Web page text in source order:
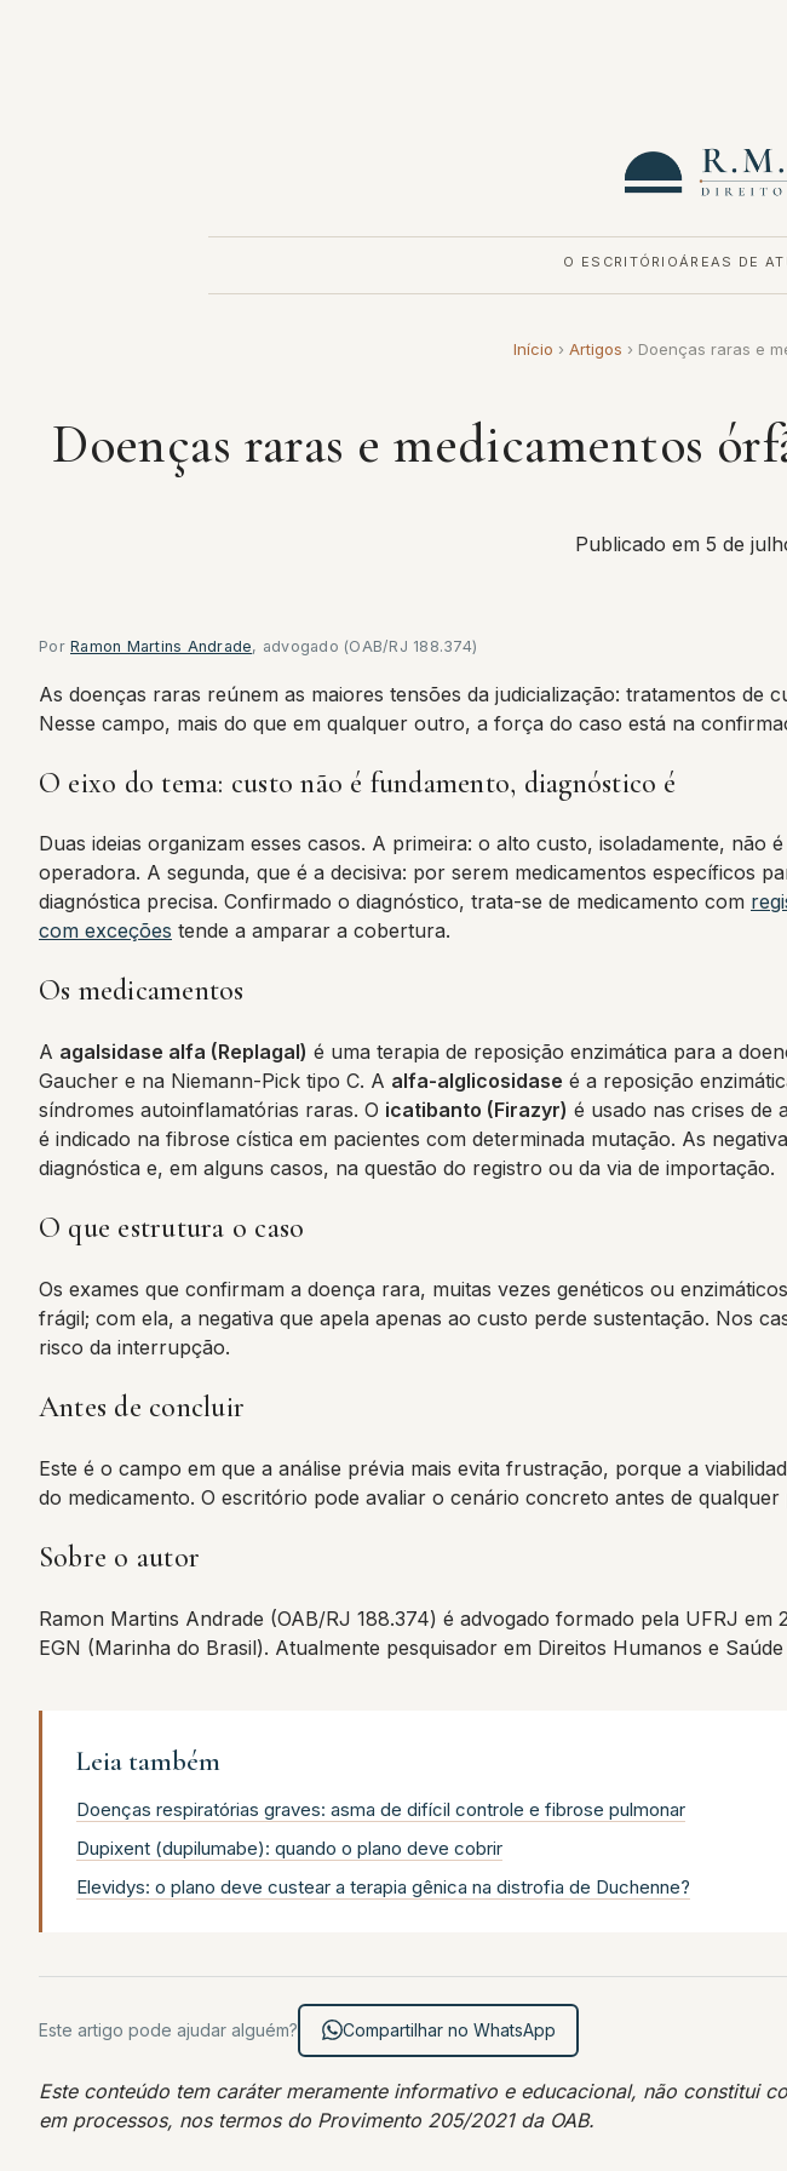
O ESCRITÓRIOÁREAS DE
Início › Artigos › Doenças raras e
Doenças raras e medicamentos
Publicado em 5 de
Por Ramon Martins Andrade, advogado (OAB/RJ 188.374)
As doenças raras reúnem as maiores tensões da judicialização: tratamentos de
Nesse campo, mais do que em qualquer outro, a força do caso está na
O eixo do tema: custo não é fundamento, diagnóstico é
Duas ideias organizam esses casos. A primeira: o alto custo, isoladamente, não
operadora. A segunda, que é a decisiva: por serem medicamentos específicos
diagnóstica precisa. Confirmado o diagnóstico, trata-se de medicamento com
com exceções tende a amparar a cobertura.
Os medicamentos
A agalsidase alfa (Replagal) é uma terapia de reposição enzimática para a
Gaucher e na Niemann-Pick tipo C. A alfa-alglicosidase é a reposição
síndromes autoinflamatórias raras. O icatibanto (Firazyr) é usado nas crises de
é indicado na fibrose cística em pacientes com determinada mutação. As
diagnóstica e, em alguns casos, na questão do registro ou da via de importação.
O que estrutura o caso
Os exames que confirmam a doença rara, muitas vezes genéticos ou
frágil; com ela, a negativa que apela apenas ao custo perde sustentação. Nos
risco da interrupção.
Antes de concluir
Este é o campo em que a análise prévia mais evita frustração, porque a
do medicamento. O escritório pode avaliar o cenário concreto antes de qualquer
Sobre o autor
Ramon Martins Andrade (OAB/RJ 188.374) é advogado formado pela UFRJ
EGN (Marinha do Brasil). Atualmente pesquisador em Direitos Humanos e
Leia também
Doenças respiratórias graves: asma de difícil controle e fibrose pulmonar
Dupixent (dupilumabe): quando o plano deve cobrir
Elevidys: o plano deve custear a terapia gênica na distrofia de Duchenne?
Este artigo pode ajudar alguém? Compartilhar no WhatsApp
Este conteúdo tem caráter meramente informativo e educacional, não constitui
em processos, nos termos do Provimento 205/2021 da OAB.